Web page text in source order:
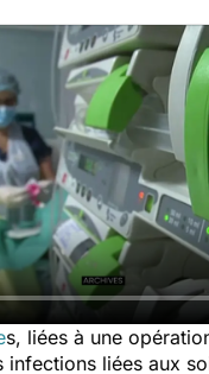
s, liées à une
infections liées aux